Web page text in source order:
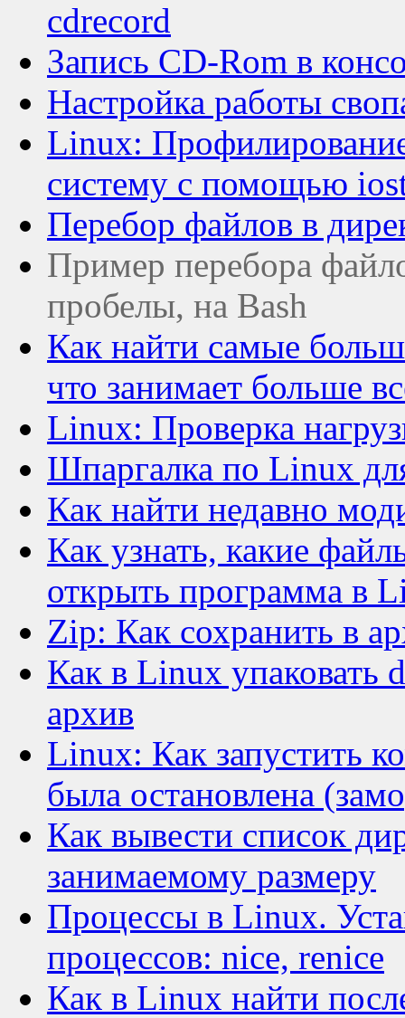
cdrecord
Запись CD-Rom в
Настройка работы
Linux:
систему с помощью
Перебор файлов в
Пример перебора
пробелы, на Bash
Как найти самые
что занимает больше
Linux: Проверка
Шпаргалка по Linux
Как найти недавно
Как узнать, какие
открыть программа в
Zip: Как сохранить в
Как в Linux упаковать
архив
Linux: Как запустить
была остановлена
Как вывести список
занимаемому размеру
Процессы в Linux.
процессов: nice, renice
Как в Linux найти